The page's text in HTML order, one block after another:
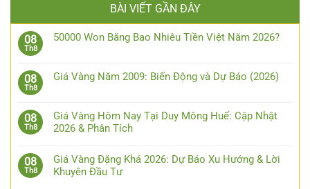
BÀI VIẾT GẦN ĐÂY
08
Th8
50000 Won Bằng Bao Nhiêu Tiền Việt Năm 2026?
08
Th8
Giá Vàng Năm 2009: Biến Động và Dự Báo (2026)
08
Th8
Giá Vàng Hôm Nay Tại Duy Mông Huế: Cập Nhật
2026 & Phân Tích
08
Th8
Giá Vàng Đặng Khá 2026: Dự Báo Xu Hướng & Lời
Khuyên Đầu Tư